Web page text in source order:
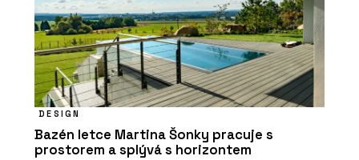
DESIGN
Bazén letce Martina Šonky pracuje s
prostorem a splývá s horizontem